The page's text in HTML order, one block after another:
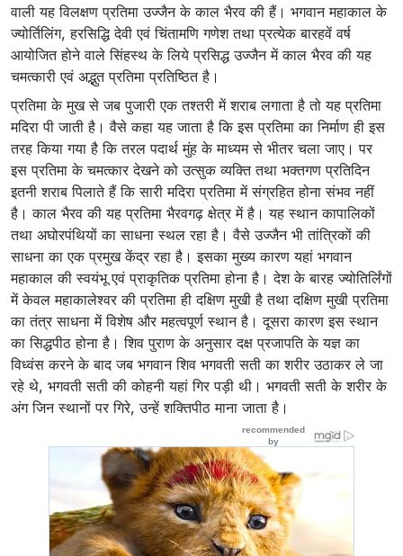
वाली यह विलक्षण प्रतिमा उज्जैन के काल भैरव की हैं। भगवान महाकाल के
ज्योर्तिलिंग, हरसिद्धि देवी एवं चिंतामणि गणेश तथा प्रत्येक बारहवें वर्ष
आयोजित होने वाले सिंहस्थ के लिये प्रसिद्ध उज्जैन में काल भैरव की यह
चमत्कारी एवं अद्भुत प्रतिमा प्रतिष्ठित है।
प्रतिमा के मुख से जब पुजारी एक तश्तरी में शराब लगाता है तो यह प्रतिमा
मदिरा पी जाती है। वैसे कहा यह जाता है कि इस प्रतिमा का निर्माण ही इस
तरह किया गया है कि तरल पदार्थ मुंह के माध्यम से भीतर चला जाए। पर
इस प्रतिमा के चमत्कार देखने को उत्सुक व्यक्ति तथा भक्तगण प्रतिदिन
इतनी शराब पिलाते हैं कि सारी मदिरा प्रतिमा में संग्रहित होना संभव नहीं
है। काल भैरव की यह प्रतिमा भैरवगढ़ क्षेत्र में है। यह स्थान कापालिकों
तथा अघोरपंथियों का साधना स्थल रहा है। वैसे उज्जैन भी तांत्रिकों की
साधना का एक प्रमुख केंद्र रहा है। इसका मुख्य कारण यहां भगवान
महाकाल की स्वयंभू एवं प्राकृतिक प्रतिमा होना है। देश के बारह ज्योतिर्लिंगों
में केवल महाकालेश्वर की प्रतिमा ही दक्षिण मुखी है तथा दक्षिण मुखी प्रतिमा
का तंत्र साधना में विशेष और महत्वपूर्ण स्थान है। दूसरा कारण इस स्थान
का सिद्धपीठ होना है। शिव पुराण के अनुसार दक्ष प्रजापति के यज्ञ का
विध्वंस करने के बाद जब भगवान शिव भगवती सती का शरीर उठाकर ले जा
रहे थे, भगवती सती की कोहनी यहां गिर पड़ी थी। भगवती सती के शरीर के
अंग जिन स्थानों पर गिरे, उन्हें शक्तिपीठ माना जाता है।